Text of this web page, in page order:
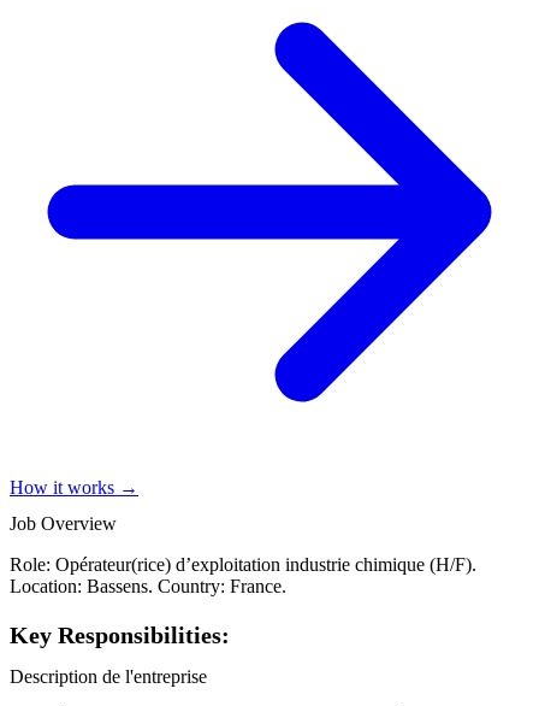
How it works →
Job Overview
Role: Opérateur(rice) d’exploitation industrie chimique (H/F).
Location: Bassens. Country: France.
Key Responsibilities:
Description de l'entreprise